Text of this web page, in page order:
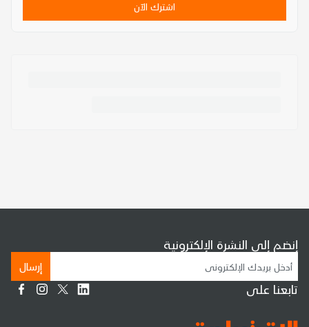
اشترك الآن
إنضم إلى النشرة الإلكترونية
إرسال
تابعنا على